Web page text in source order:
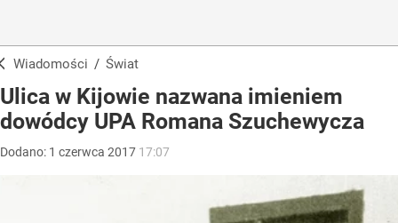
Wiadomości / Świat
Ulica w Kijowie nazwana imieniem
dowódcy UPA Romana Szuchewycza
Dodano: 1 czerwca 2017 17:07